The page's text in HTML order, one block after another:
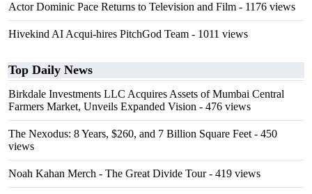
Actor Dominic Pace Returns to Television and Film - 1176 views
Hivekind AI Acqui-hires PitchGod Team - 1011 views
Top Daily News
Birkdale Investments LLC Acquires Assets of Mumbai Central
Farmers Market, Unveils Expanded Vision - 476 views
The Nexodus: 8 Years, $260, and 7 Billion Square Feet - 450
views
Noah Kahan Merch - The Great Divide Tour- 419 views